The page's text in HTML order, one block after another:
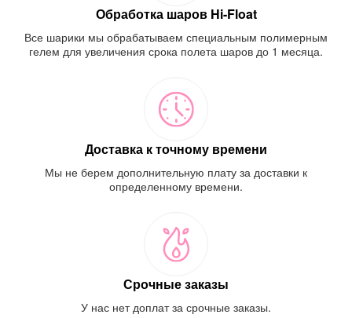
Обработка шаров Hi-Float
Все шарики мы обрабатываем специальным полимерным
гелем для увеличения срока полета шаров до 1 месяца.
Доставка к точному времени
Мы не берем дополнительную плату за доставки к
определенному времени.
Срочные заказы
У нас нет доплат за срочные заказы.